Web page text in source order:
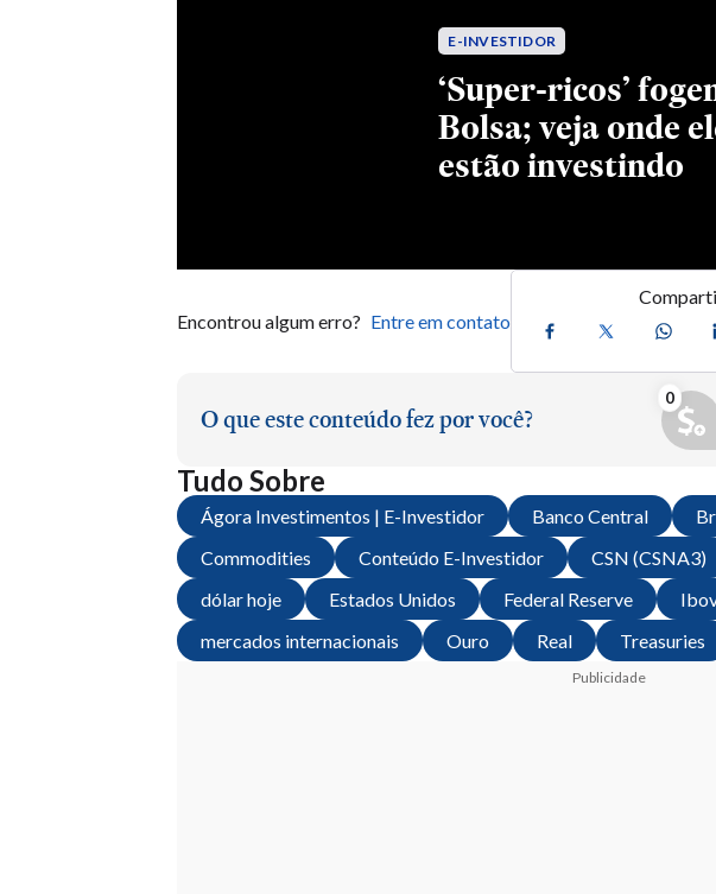
Encontrou algum erro? Entre em contato
O que este conteúdo fez por você?
0
Tudo Sobre
Ágora Investimentos | E-Investidor Banco Central
Commodities
Conteúdo E-Investidor CSN (CSNA3)
dólar hoje
Estados Unidos Federal Reserve
mercados internacionais
Ouro Real Treasuries
Publicidade